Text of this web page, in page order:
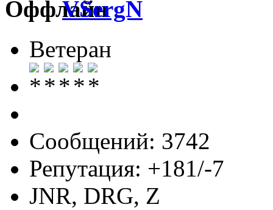
VSergN
Ветеран
Сообщений: 3742
Репутация: +181/-7
JNR, DRG, Z